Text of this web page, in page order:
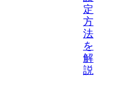
定
方
法
を
解
説